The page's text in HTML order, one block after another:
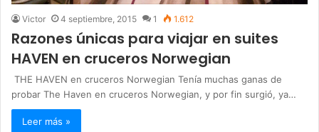
Victor 4 septiembre, 2015 1 1.612
Razones únicas para viajar en suites
HAVEN en cruceros Norwegian
THE HAVEN en cruceros Norwegian Tenía muchas ganas de
probar The Haven en cruceros Norwegian, y por fin surgió, ya…
Leer más »